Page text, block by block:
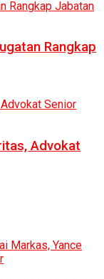
Rangkap
Advokat